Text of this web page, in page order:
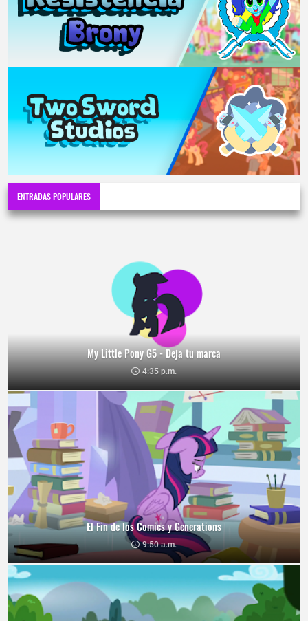
ENTRADAS POPULARES
My Little Pony G5 - Deja tu marca
4:35 p.m.
El Fin de los Comics y Generations
9:50 a.m.